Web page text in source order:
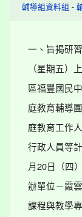
輔導組資料組 -
一、旨揭研
（星期五
區福豐國民
庭教育輔導
庭教育工作
行政人員等
月20日（四
辦單位－霞
課程與教學